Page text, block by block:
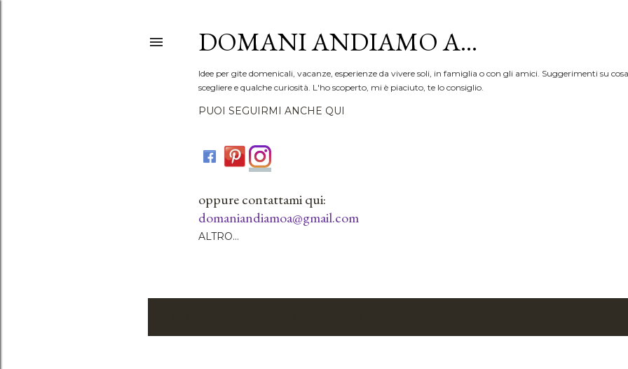
DOMANI ANDIAMO A...
Idee per gite domenicali, vacanze, esperienze da vivere soli, in famiglia o con gli amici. Suggerimenti su
scegliere e qualche curiosità. L'ho scoperto, mi è piaciuto, te lo consiglio.
PUOI SEGUIRMI ANCHE QUI
oppure contattami qui:
domaniandiamoa@gmail.com
ALTRO…
P